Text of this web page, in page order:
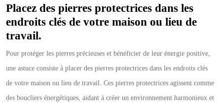
Placez des pierres protectrices dans les
endroits clés de votre maison ou lieu de
travail.
Pour protéger les pierres précieuses et bénéficier de leur énergie positive,
une astuce consiste à placer des pierres protectrices dans les endroits clés
de votre maison ou lieu de travail. Ces pierres protectrices agissent comme
des boucliers énergétiques, aidant à créer un environnement harmonieux et